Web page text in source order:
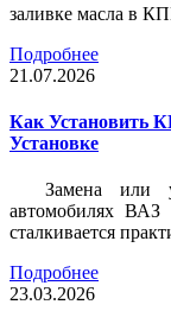
заливке масла в
Подробнее
21.07.2026
Как Установить
Установке
Замена или
автомобилях ВАЗ
сталкивается
Подробнее
23.03.2026